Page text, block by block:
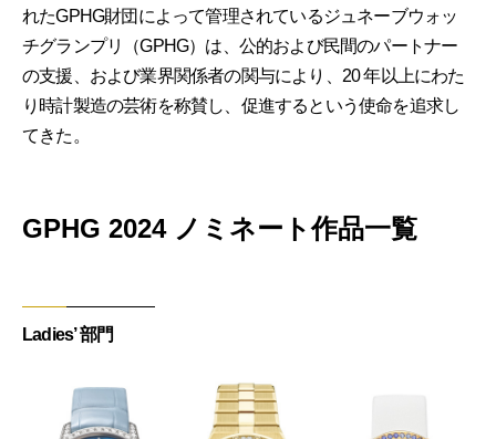
れたGPHG財団によって管理されているジュネーブウォッ
チグランプリ（GPHG）は、公的および民間のパートナー
の支援、および業界関係者の関与により、20 年以上にわた
り時計製造の芸術を称賛し、促進するという使命を追求し
てきた。
GPHG 2024 ノミネート作品一覧
Ladies’ 部門